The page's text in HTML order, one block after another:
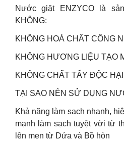
Nước giặt ENZYCO là
KHÔNG:
KHÔNG HOÁ CHẤT CÔNG
KHÔNG HƯƠNG LIỆU TẠO
KHÔNG CHẤT TẨY ĐỘC HẠI
TẠI SAO NÊN SỬ DỤNG
Khả năng làm sạch nhanh,
mạnh làm sạch tuyệt vời từ
lên men từ Dứa và Bồ hòn